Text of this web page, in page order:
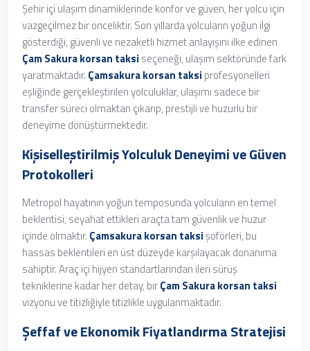
Şehir içi ulaşım dinamiklerinde konfor ve güven, her yolcu için
vazgeçilmez bir önceliktir. Son yıllarda yolcuların yoğun ilgi
gösterdiği, güvenli ve nezaketli hizmet anlayışını ilke edinen
Çam Sakura korsan taksi seçeneği, ulaşım sektöründe fark
yaratmaktadır. Çamsakura korsan taksi profesyonelleri
eşliğinde gerçekleştirilen yolculuklar, ulaşımı sadece bir
transfer süreci olmaktan çıkarıp, prestijli ve huzurlu bir
deneyime dönüştürmektedir.
Kişiselleştirilmiş Yolculuk Deneyimi ve Güven
Protokolleri
Metropol hayatının yoğun temposunda yolcuların en temel
beklentisi, seyahat ettikleri araçta tam güvenlik ve huzur
içinde olmaktır. Çamsakura korsan taksişoförleri, bu
hassas beklentileri en üst düzeyde karşılayacak donanıma
sahiptir. Araç içi hijyen standartlarından ileri sürüş
tekniklerine kadar her detay, birÇam Sakura korsan taksi
vizyonu ve titizliğiyle titizlikle uygulanmaktadır.
Şeffaf ve Ekonomik Fiyatlandırma Stratejisi